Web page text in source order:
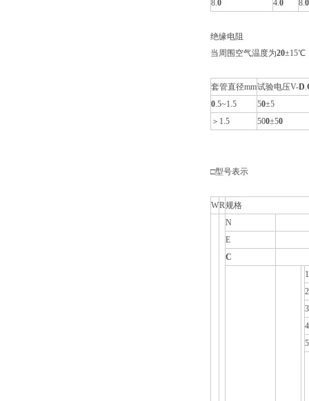
8.0 4.0 8.0
绝缘电阻
当周围空气温度为20±15℃
套管直径mm试验电压V-D.
0.5~1.5 50±5
＞1.5
500±50
□型号表示
WR规格
N
E
C
1
2
3
4
5